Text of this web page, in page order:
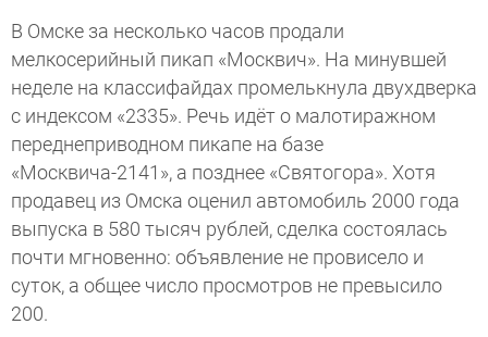
В Омске за несколько часов продали
мелкосерийный пикап «Москвич». На минувшей
неделе на классифайдах промелькнула двухдверка
с индексом «2335». Речь идёт о малотиражном
переднеприводном пикапе на базе
«Москвича-2141», а позднее «Святогора». Хотя
продавец из Омска оценил автомобиль 2000 года
выпуска в 580 тысяч рублей, сделка состоялась
почти мгновенно: объявление не провисело и
суток, а общее число просмотров не превысило
200.